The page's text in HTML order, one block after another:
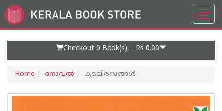
Go
to
Checkout 0 Book(s), - Rs 0.00
Home നോവല്‍ കടലിരമ്പങ്ങള്‍